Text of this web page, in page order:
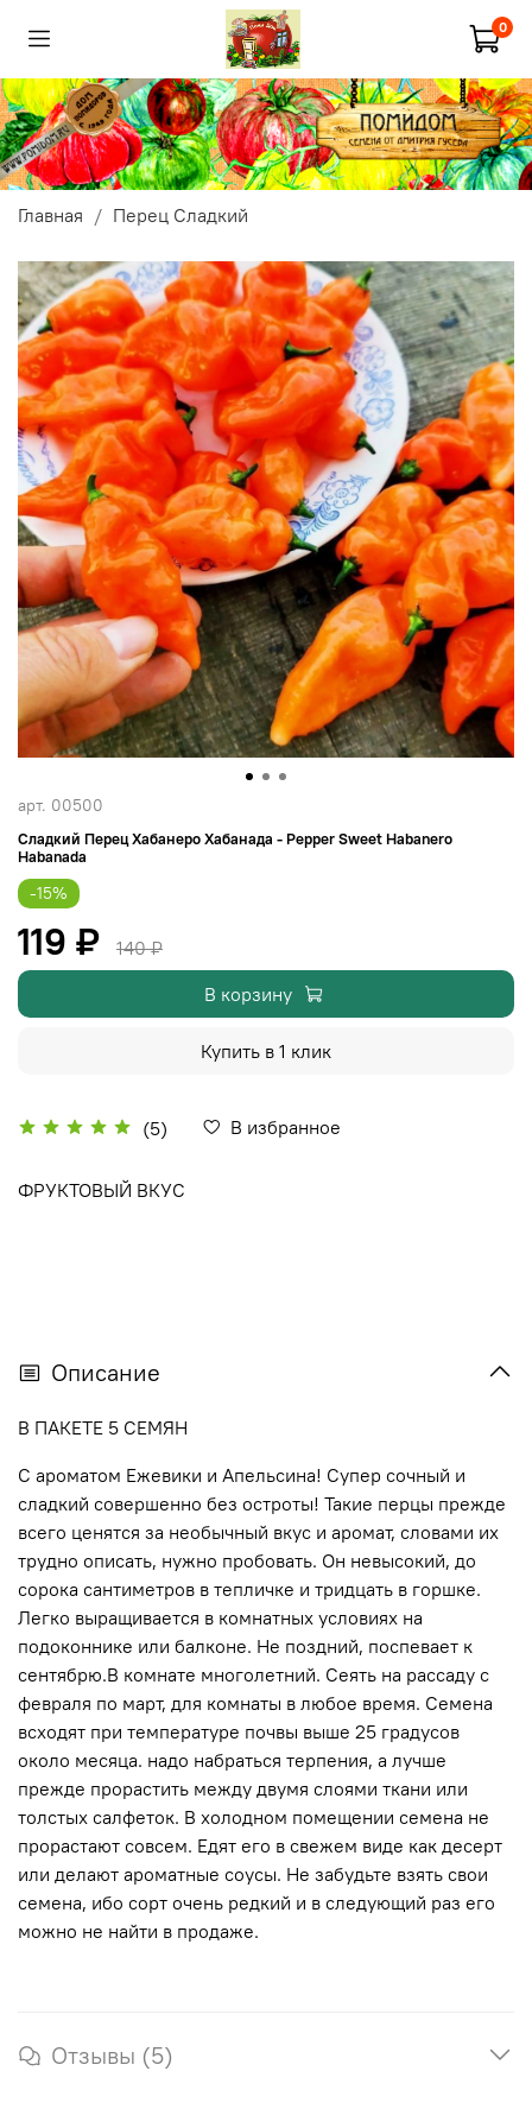
0
Главная Перец Сладкий
арт. 00500
Сладкий Перец Хабанеро Хабанада - Pepper Sweet Habanero
Habanada
(5) В избранное
-15%
119 ₽
140 ₽
В корзину
Купить в 1 клик
ФРУКТОВЫЙ ВКУС
Описание
В ПАКЕТЕ 5 СЕМЯН
С ароматом Ежевики и Апельсина! Супер сочный и
сладкий совершенно без остроты! Такие перцы прежде
всего ценятся за необычный вкус и аромат, словами их
трудно описать, нужно пробовать. Он невысокий, до
сорока сантиметров в тепличке и тридцать в горшке.
Легко выращивается в комнатных условиях на
подоконнике или балконе. Не поздний, поспевает к
сентябрю.В комнате многолетний. Сеять на рассаду с
февраля по март, для комнаты в любое время. Семена
всходят при температуре почвы выше 25 градусов
около месяца. надо набраться терпения, а лучше
прежде прорастить между двумя слоями ткани или
толстых салфеток. В холодном помещении семена не
прорастают совсем. Едят его в свежем виде как десерт
или делают ароматные соусы. Не забудьте взять свои
семена, ибо сорт очень редкий и в следующий раз его
можно не найти в продаже.
Отзывы (5)